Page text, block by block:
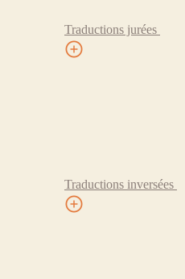
Traductions jurées
Traductions inversées